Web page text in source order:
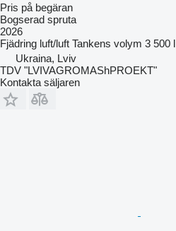
Pris på begäran
Bogserad spruta
2026
Fjädring luft/luft Tankens volym 3 500 l
Ukraina, Lviv
TDV "LVIVAGROMAShPROEKT"
Kontakta säljaren